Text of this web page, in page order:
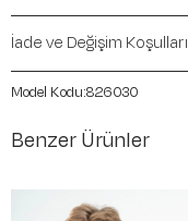
İade ve Değişim Koşulları
826030
Benzer Ürünler